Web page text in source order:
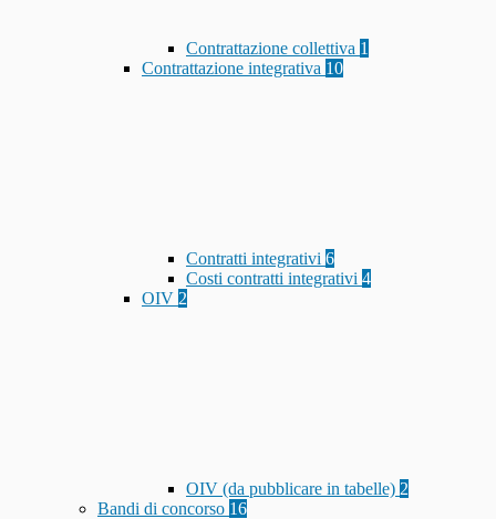
Contrattazione collettiva 1
Contrattazione integrativa 10
Contratti integrativi 6
Costi contratti integrativi 4
OIV 2
OIV (da pubblicare in tabelle) 2
Bandi di concorso 16